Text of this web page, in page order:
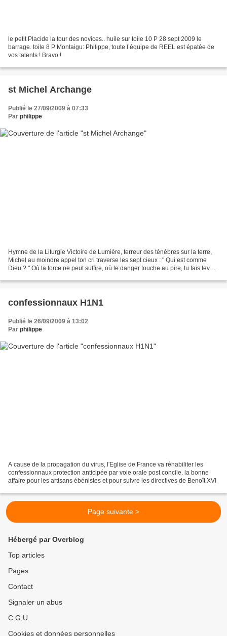
le petit Placide la tour des novices.. huile sur toile 10 P 28 sept 2009 le
barrage. toile 8 P Montaigu: Philippe, toute l’équipe de REEL est épatée de
vos talents ! Bravo !
st Michel Archange
Publié le 27/09/2009 à 07:33
Par philippe
Hymne de la Liturgie Victoire de Lumière, terreur des ténèbres sur la terre,
Michel au moindre appel ton cri traverse les sept cieux : " Qui est comme
Dieu ? " Où la force ne peut suffire, où le danger touche au pire, tu fais lever
confessionnaux H1N1
Publié le 26/09/2009 à 13:02
Par philippe
A cause de la propagation du virus, l'Eglise de France va réhabiliter les
confessionnaux protection anticipée par voie orale post concile. la bonne
affaire pour les artisans ébénistes et pour suivre les directives de Benoît XVI
Page suivante >
Hébergé par Overblog
Top articles
Pages
Contact
Signaler un abus
C.G.U.
Cookies et données personnelles